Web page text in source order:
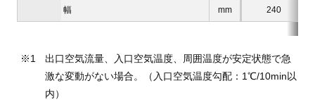
幅 mm 240
出口空気流量、入口空気温度、周囲温度が安定状態で急
激な変動がない場合。（入口空気温度勾配：1℃/10min以
内）